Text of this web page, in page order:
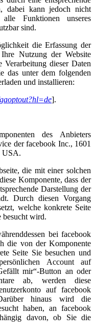
dabei kann jedoch nicht
Funktionen unseres
sind.
die Erfassung der
Nutzung der Website
dieser Daten
das unter dem folgenden
und installieren:
].
des Anbieters
der facebook Inc., 1601
USA.
die mit einer solchen
Komponente, dass der
Darstellung der
Durch diesen Vorgang
welche konkrete Seite
besucht wird.
bei facebook
die von der Komponente
Seite Sie besuchen und
Account auf
mir“-Button an oder
ab, werden diese
auf facebook
hinaus wird die
haben, an facebook
davon, ob Sie die